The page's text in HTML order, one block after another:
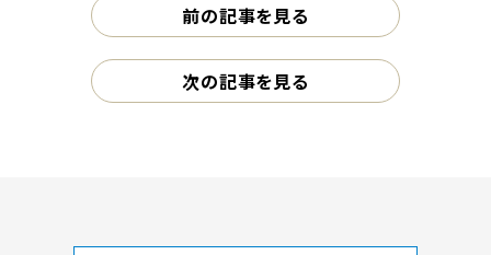
前の記事を見る
次の記事を見る